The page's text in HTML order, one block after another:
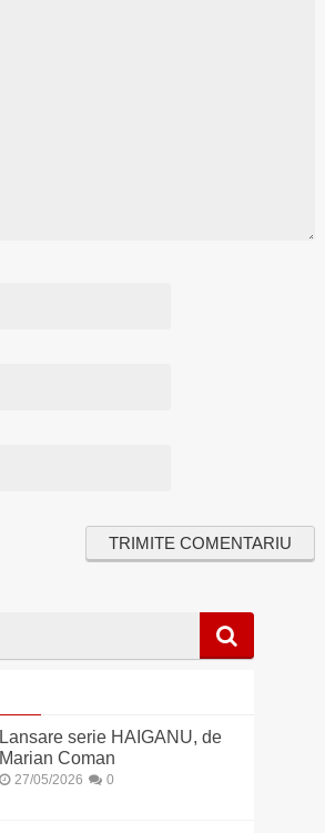
Lansare serie HAIGANU, de
Marian Coman
27/05/2026 0